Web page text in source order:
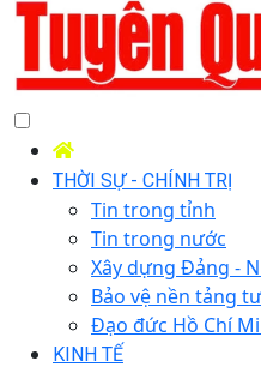
THỜI SỰ - CHÍNH TRỊ
Tin trong tỉnh
Tin trong nước
Xây dựng Đảng -
Bảo vệ nền tảng
Đạo đức Hồ Chí
KINH TẾ